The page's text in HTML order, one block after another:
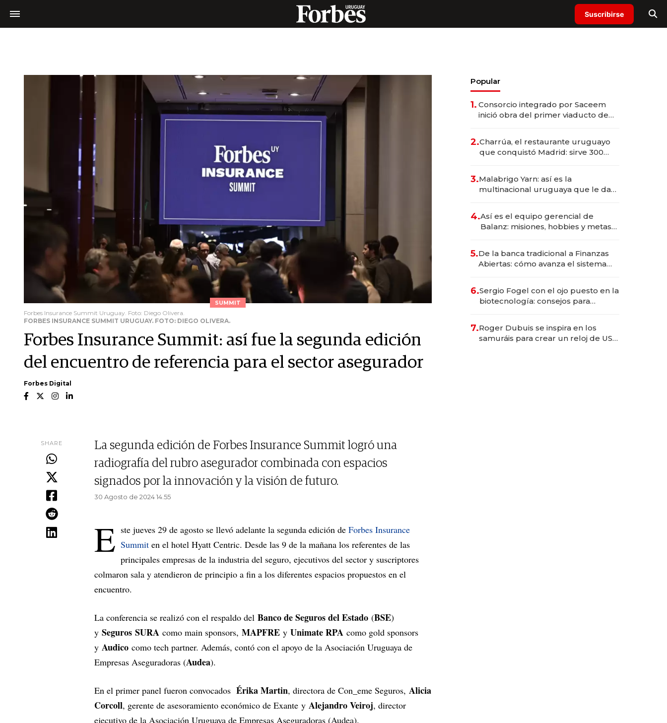
Suscribirse
SUMMIT
Forbes Insurance Summit Uruguay. Foto: Diego Olivera.
FORBES INSURANCE SUMMIT URUGUAY. FOTO: DIEGO OLIVERA.
Forbes Insurance Summit: así fue la segunda edición
del encuentro de referencia para el sector asegurador
Forbes Digital
SHARE
La segunda edición de Forbes Insurance Summit logró una
radiografía del rubro asegurador combinada con espacios
signados por la innovación y la visión de futuro.
30 Agosto de 2024 14.55
E ste jueves 29 de agosto se llevó adelante la segunda edición de Forbes Insurance
Summit en el hotel Hyatt Centric. Desde las 9 de la mañana los referentes de las
principales empresas de la industria del seguro, ejecutivos del sector y suscriptores
colmaron sala y atendieron de principio a fin a los diferentes espacios propuestos en el
encuentro.
La conferencia se realizó con el respaldo del Banco de Seguros del Estado (BSE)
y Seguros SURA como main sponsors, MAPFRE y Unimate RPA como gold sponsors
y Audico como tech partner. Además, contó con el apoyo de la Asociación Uruguaya de
Empresas Aseguradoras (Audea).
En el primer panel fueron convocados Érika Martin, directora de Con_eme Seguros, Alicia
Corcoll, gerente de asesoramiento económico de Exante y Alejandro Veiroj, director
ejecutivo de la Asociación Uruguaya de Empresas Aseguradoras (Audea).
Popular
1. Consorcio integrado por Saceem
inició obra del primer viaducto de
millones
2.Charrúa, el restaurante uruguayo
que conquistó Madrid: sirve 300
prepara apertura
3.Malabrigo Yarn: así es la
multinacional uruguaya que le da
4.Así es el equipo gerencial de
Balanz: misiones, hobbies y metas
5.De la banca tradicional a Finanzas
Abiertas: cómo avanza el sistema
6.Sergio Fogel con el ojo puesto en la
biotecnología: consejos para
7.Roger Dubuis se inspira en los
samuráis para crear un reloj de US$